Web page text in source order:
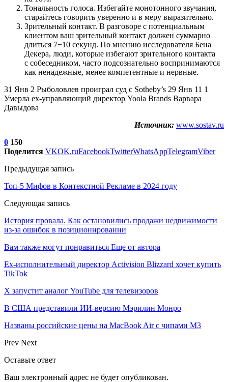
Тональность голоса. Избегайте монотонного звучания,
старайтесь говорить уверенно и в меру выразительно.
Зрительный контакт. В разговоре с потенциальным
клиентом ваш зрительный контакт должен суммарно
длиться 7−10 секунд. По мнению исследователя Бена
Декера, люди, которые избегают зрительного контакта
с собеседником, часто подсознательно воспринимаются
как ненадежные, менее компетентные и нервные.
31 Янв 2 Рыболовлев проиграл суд с Sotheby’s 29 Янв 11 1
Умерла ex-управляющий директор Yoola Brands Варвара
Давыдова
Источник: www.sostav.ru
0 150
Поделится VKOK.ruFacebookTwitterWhatsAppTelegramViber
Предыдущая запись
Топ-5 Мифов в Контекстной Рекламе в 2024 году
Следующая запись
История провала. Как остановились продажи недвижимости
из-за ошибок в позиционировании
Вам также могут понравиться Еще от автора
Ex-исполнительный директор Activision Blizzard хочет купить
TikTok
X запустит аналог YouTube для телевизоров
В США представили ИИ-версию Мэрилин Монро
Названы российские цены на MacBook Air с чипами M3
Prev Next
Оставьте ответ
Ваш электронный адрес не будет опубликован.